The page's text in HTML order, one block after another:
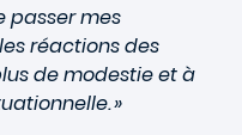
passer mes
réactions des
de modestie et à
»